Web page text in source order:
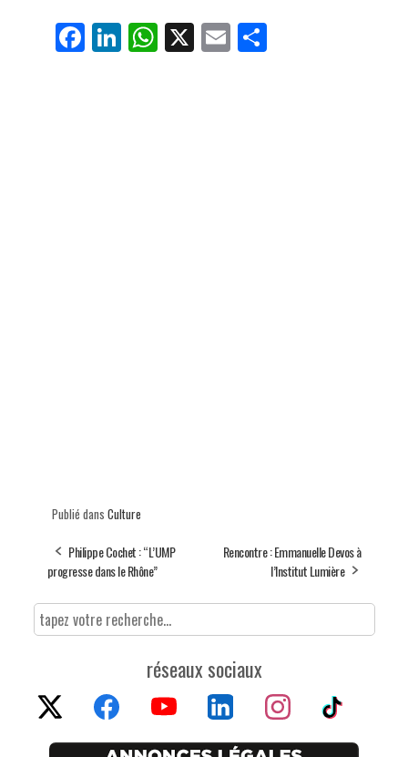
Fa
ce
Li
nk
W
ha
X E
m
Pa
rt
Publié dans Culture
Philippe Cochet : “L’UMP
progresse dans le Rhône”
Rencontre : Emmanuelle Devos à
l’Institut Lumière
réseaux sociaux